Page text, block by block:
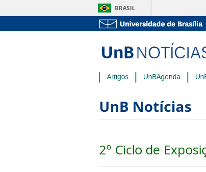
BRASIL
Artigos UnBAgenda
UnB Notícias
2º Ciclo de